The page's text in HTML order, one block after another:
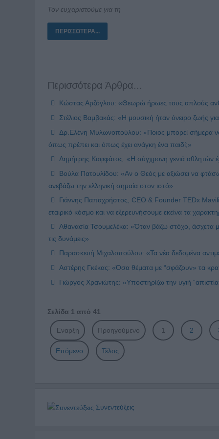
Τον ευχαριστούμε για τη
ΠΕΡΙΣΣΌΤΕΡΑ...
Περισσότερα Άρθρα...
Κώστας Αρζόγλου: «Θεωρώ ήρωες τους απλούς
Στέλιος Βαμβακάς: «Η μουσική ήταν όνειρο ζωής
Δρ.Ελένη Μυλωνοπούλου: «Ποιος μπορεί σήμερα να
όπως πρέπει και όπως έχει ανάγκη ένα παιδί;»
Δημήτρης Καφφάτος: «Η σύγχρονη γενιά αθλητών
Βούλα Πατουλίδου: «Αν ο Θεός με αξιώσει να
ανεβάζω την ελληνική σημαία στον ιστό»
Γιάννης Παπαχρήστος, CEO & Founder TEDx
εταιρικό κόσμο και να εξερευνήσουμε εκείνα τα
Αθανασία Τσουμελέκα: «Όταν βάζω στόχο, άσχετα
τις δυνάμεις»
Παρασκευή Μιχαλοπούλου: «Τα νέα δεδομένα
Αστέρης Γκέκας: «Όσα θέματα με “σφάζουν» τα
Γιώργος Χρανιώτης: «Υποστηρίζω την υγιή
Σελίδα 1 από 41
Έναρξη Προηγούμενο 1 2
Επόμενο Τέλος
Συνεντεύξεις